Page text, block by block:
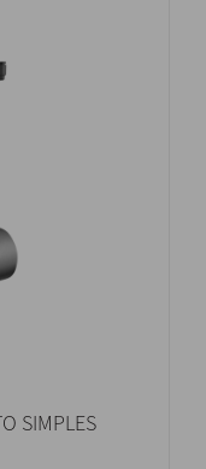
SIMPLES